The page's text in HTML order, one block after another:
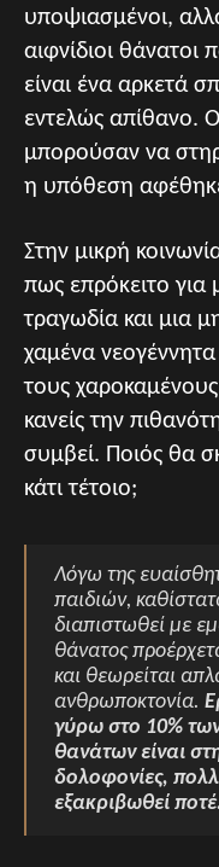
υποψιασμένοι,
αιφνίδιοι θάνατοι
είναι ένα αρκετά
εντελώς απίθανο.
μπορούσαν να
η υπόθεση
Στην μικρή
πως επρόκειτο για
τραγωδία και μια
χαμένα
τους
κανείς την
συμβεί. Ποιός θα
κάτι τέτοιο;
Λόγω της
παιδιών,
διαπιστωθεί με
θάνατος
και θεωρείται
ανθρωποκτονία.
γύρω στο 10%
θανάτων είναι
δολοφονίες,
εξακριβωθεί